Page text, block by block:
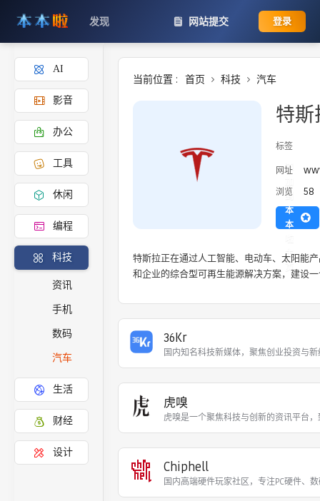
发现 网站提交 登录
AI
影音
办公
工具
休闲
编程
科技
资讯
手机
数码
汽车
生活
财经
设计
当前位置 : 首页 科技 汽车
特斯
标签
网址
浏览 58
添
到
本
本
主
页
特斯拉正在通过人工智能、电动车、太阳能
和企业的综合型可再生能源解决方案，建设
36Kr
国内知名科技新媒体，聚焦创业投资与
虎嗅
虎嗅是一个聚焦科技与创新的资讯平台
Chiphell
国内高端硬件玩家社区，专注PC硬件、